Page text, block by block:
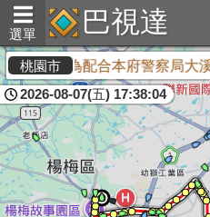
選單 巴視達
桃園市
<公告>為配合本府警察局大
2026-08-07(五) 17:38:04